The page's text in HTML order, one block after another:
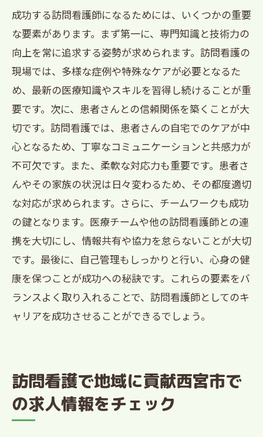
成功する訪問看護師になるためには、いくつかの重要
な要素があります。まず第一に、専門知識と技術力の
向上を常に追求する姿勢が求められます。訪問看護の
現場では、多様な症例や特殊なケアが必要となるた
め、最新の医療知識やスキルを習得し続けることが重
要です。次に、患者さんとの信頼関係を築くことが大
切です。訪問看護では、患者さんの自宅でのケアが中
心となるため、丁寧なコミュニケーションと共感力が
不可欠です。また、柔軟な対応力も重要です。患者さ
んやその家族の状況は日々変わるため、その都度適切
な対応が求められます。さらに、チームワークも成功
の鍵となります。医療チームや他の訪問看護師との連
携を大切にし、情報共有や協力を怠らないことが大切
です。最後に、自己管理もしっかりと行い、心身の健
康を保つことが成功への秘訣です。これらの要素をバ
ランスよく取り入れることで、訪問看護師としてのキ
ャリアを成功させることができるでしょう。
訪問看護で地域に貢献西宮市で
の求人情報をチェック